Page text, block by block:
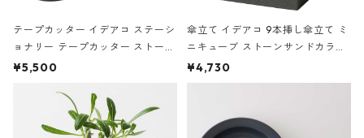
テープカッター イデアコ ステーシ
ョナリー テープカッター ストーン
サンドカラー 石調 ideaco Station
¥5,500
傘立て イデアコ 9本挿し傘立て ミ
ニキューブ ストーンサンドカラー
石調 ideaco Umbrella Stand CUB
E ストーンサンドブラック
¥4,730